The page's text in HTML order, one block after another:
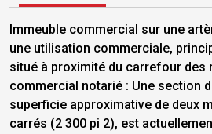
Immeuble commercial sur une
une utilisation commerciale,
situé à proximité du carrefour des
commercial notarié : Une section
superficie approximative de deux
carrés (2 300 pi 2), est